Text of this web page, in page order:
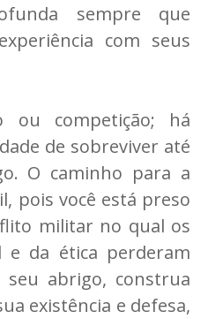
sempre que
com seus
ou competição; há
de sobreviver até
O caminho para a
pois você está preso
militar no qual os
e da ética perderam
seu abrigo, construa
existência e defesa,